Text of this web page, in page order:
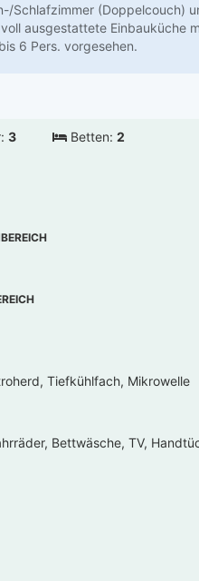
Schlafzimmer (Doppelcouch)
ausgestattete Einbauküche
6 Pers. vorgesehen.
3 Betten: 2
Tiefkühlfach, Mikrowelle
Bettwäsche, TV,